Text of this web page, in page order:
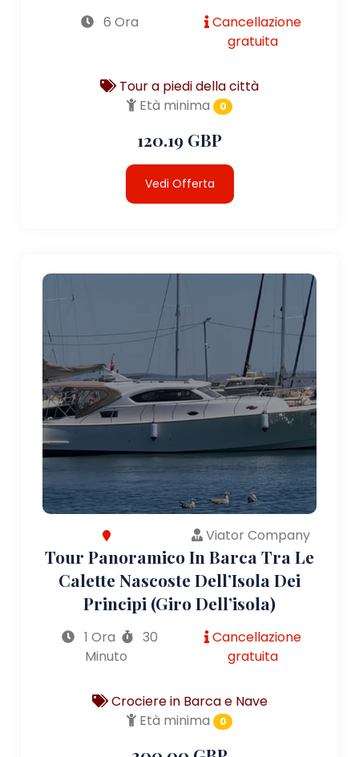
6 Ora
Cancellazione
gratuita
Tour a piedi della città
Età minima
0
120.19 GBP
Vedi Offerta
Viator Company
Tour Panoramico In Barca Tra Le
Calette Nascoste Dell’Isola Dei
Principi (giro Dell’isola)
1 Ora
30
Minuto
Cancellazione
gratuita
Crociere in Barca e Nave
Età minima
0